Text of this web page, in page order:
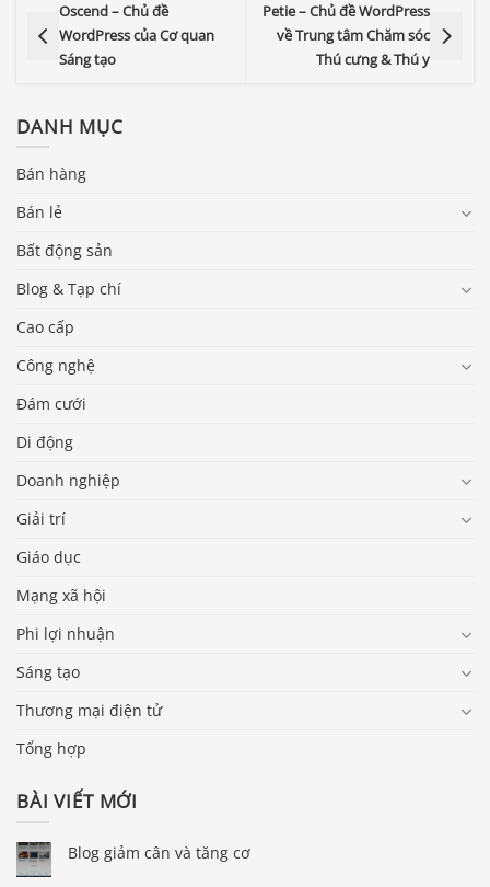
Oscend – Chủ đề
WordPress của Cơ quan
Sáng tạo
Petie – Chủ đề WordPress
về Trung tâm Chăm sóc
Thú cưng & Thú y
DANH MỤC
Bán hàng
Bán lẻ
Bất động sản
Blog & Tạp chí
Cao cấp
Công nghệ
Đám cưới
Di động
Doanh nghiệp
Giải trí
Giáo dục
Mạng xã hội
Phi lợi nhuận
Sáng tạo
Thương mại điện tử
Tổng hợp
BÀI VIẾT MỚI
Blog giảm cân và tăng cơ